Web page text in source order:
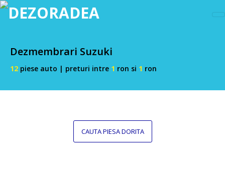
Dezmembrari Suzuki
12 piese auto | preturi intre 1 ron si 1 ron
CAUTA PIESA DORITA